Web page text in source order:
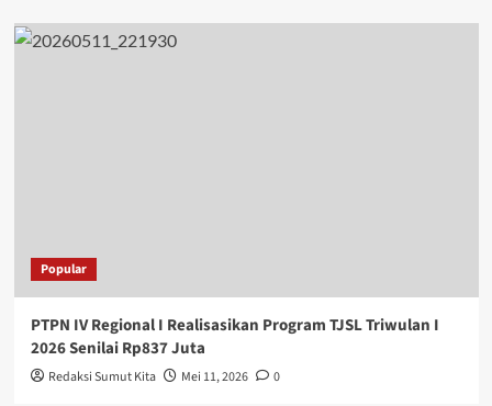
Popular
PTPN IV Regional I Realisasikan Program TJSL Triwulan I
2026 Senilai Rp837 Juta
Redaksi Sumut Kita Mei 11, 2026 0